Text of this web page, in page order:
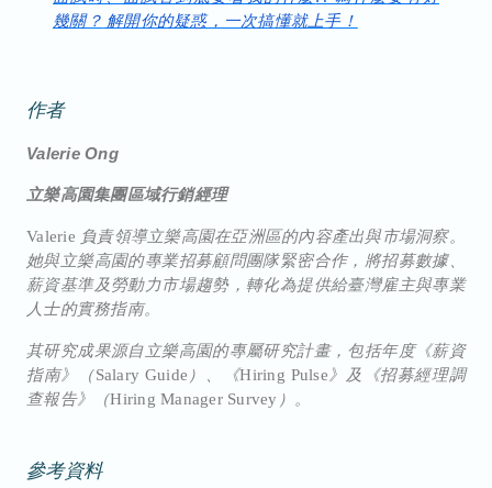
幾關？ 解開你的疑惑，一次搞懂就上手！
作者
Valerie Ong
立樂高園集團區域行銷經理
Valerie 負責領導立樂高園在亞洲區的內容產出與市場洞察。
她與立樂高園的專業招募顧問團隊緊密合作，將招募數據、
薪資基準及勞動力市場趨勢，轉化為提供給臺灣雇主與專業
人士的實務指南。
其研究成果源自立樂高園的專屬研究計畫，包括年度《薪資
指南》（Salary Guide ）、《Hiring Pulse》及《招募經理調
查報告》（Hiring Manager Survey ）。
參考資料